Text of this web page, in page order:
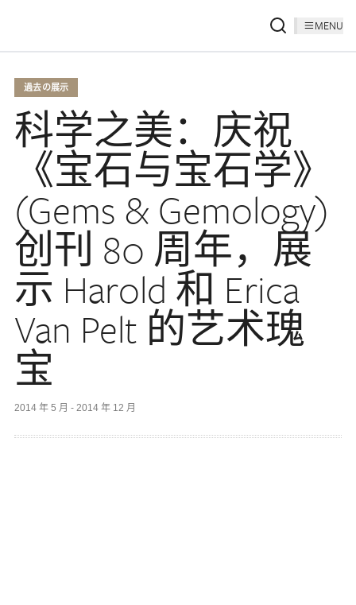
MENU
過去の展示
科学之美：庆祝
《宝石与宝石学》
(Gems & Gemology)
创刊 80 周年，展
示 Harold 和 Erica
Van Pelt 的艺术瑰
宝
2014 年 5 月 - 2014 年 12 月